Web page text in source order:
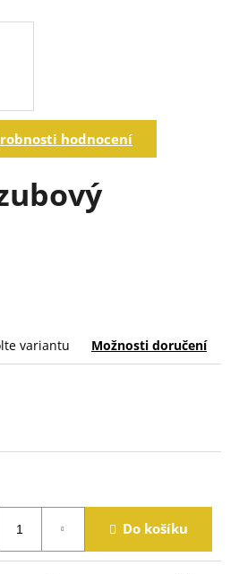
hodnocení
variantu Možnosti doručení
Do košíku